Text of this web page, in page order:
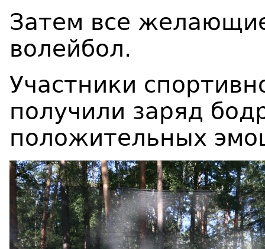
Затем все
волейбол.
Участники
получили заряд
положительных